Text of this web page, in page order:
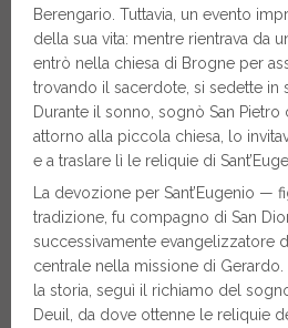
Berengario. Tuttavia, un evento
della sua vita: mentre rientrava da
entrò nella chiesa di Brogne per
trovando il sacerdote, si sedette in
Durante il sonno, sognò San Pietro
attorno alla piccola chiesa, lo
e a traslare lì le reliquie di
La devozione per Sant’Eugenio —
tradizione, fu compagno di San
successivamente evangelizzatore
centrale nella missione di
la storia, seguì il richiamo del
Deuil, da dove ottenne le reliquie